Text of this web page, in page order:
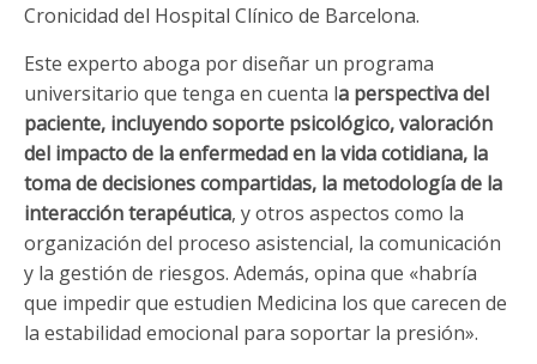
Cronicidad del Hospital Clínico de Barcelona.
Este experto aboga por diseñar un programa
universitario que tenga en cuenta la perspectiva del
paciente, incluyendo soporte psicológico, valoración
del impacto de la enfermedad en la vida cotidiana, la
toma de decisiones compartidas, la metodología de la
interacción terapéutica, y otros aspectos como la
organización del proceso asistencial, la comunicación
y la gestión de riesgos. Además, opina que «habría
que impedir que estudien Medicina los que carecen de
la estabilidad emocional para soportar la presión».